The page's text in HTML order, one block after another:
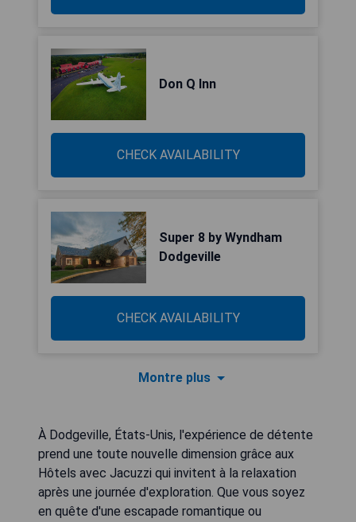
Don Q Inn
CHECK AVAILABILITY
Super 8 by Wyndham
Dodgeville
CHECK AVAILABILITY
Montre plus
À Dodgeville, États-Unis, l'expérience de détente
prend une toute nouvelle dimension grâce aux
Hôtels avec Jacuzzi qui invitent à la relaxation
après une journée d'exploration. Que vous soyez
en quête d'une escapade romantique ou